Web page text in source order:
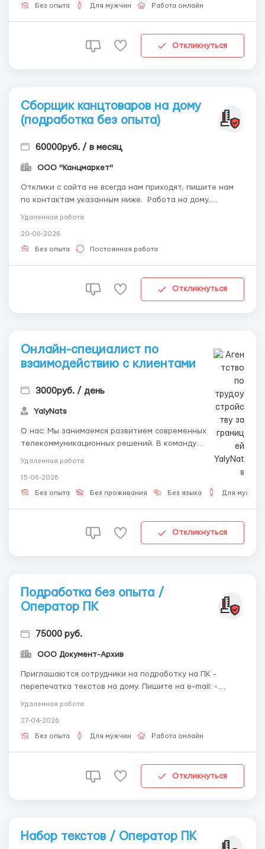
будет заключаться в следующем: наше издательство
Без опыта Для мужчин Работа онлайн
Откликнуться
Сборщик канцтоваров на дому
(подработка без опыта)
60000руб. / в месяц
ООО "Канцмаркет"
Отклики с сайта не всегда нам приходят, пишите нам
по контактам указанным ниже. Работа на дому.
Требуются сборщики канцтоваров на дому. Опыт
дому. График работы свободный, совмещение с
основной работой. Работа подходит для всей семьи.
Удаленная работа
20-06-2026
Без опыта Постоянная работа
Откликнуться
Онлайн-специалист по
взаимодействию с клиентами
3000руб. / день
YalyNats
О нас: Мы занимаемся развитием современных
телекоммуникационных решений. В команду
Чем будете заниматься: Принимать и обрабатывать
заявки пользователей. Помогать в подключении и
Удаленная работа
15-06-2026
Без опыта Без проживания Без языка Для мужчин
Откликнуться
Подработка без опыта /
Оператор ПК
75000 руб.
ООО Документ-Архив
Приглашаются сотрудники на подработку на ПК -
перепечатка текстов на дому. Пишите на e-mail: -
workdoctext@gmail.com Необходимо наличие
почта и минимальные навыки работы с текстовыми
редакторами. Место жительства значения не имеет.
Удаленная работа
27-04-2026
Без опыта Для мужчин Работа онлайн
Откликнуться
Набор текстов / Оператор ПК